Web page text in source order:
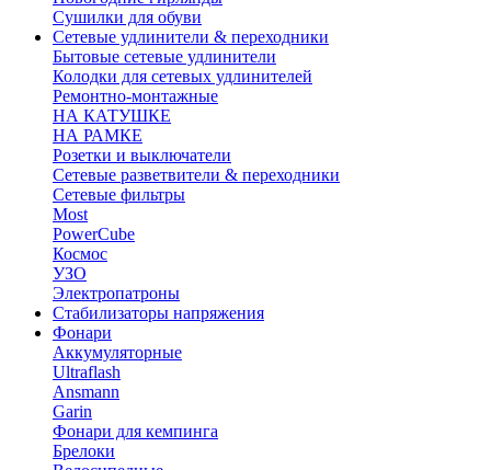
Сушилки для обуви
Сетевые удлинители & переходники
Бытовые сетевые удлинители
Колодки для сетевых удлинителей
Ремонтно-монтажные
НА КАТУШКЕ
НА РАМКЕ
Розетки и выключатели
Сетевые разветвители & переходники
Сетевые фильтры
Most
PowerCube
Космос
УЗО
Электропатроны
Стабилизаторы напряжения
Фонари
Аккумуляторные
Ultraflash
Ansmann
Garin
Фонари для кемпинга
Брелоки